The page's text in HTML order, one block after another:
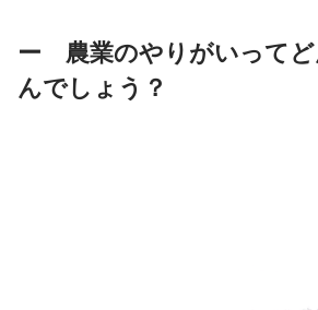
ー　農業のやりがいって
んでしょう？